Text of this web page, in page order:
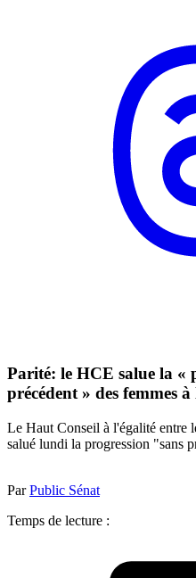
Parité: le HCE salue la «
précédent » des femmes à
Le Haut Conseil à l'égalité entre
salué lundi la progression "sans
ParPublic Sénat
Temps de lecture :